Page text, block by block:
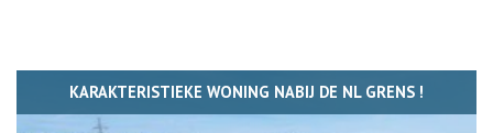
KARAKTERISTIEKE WONING NABIJ DE NL GRENS !